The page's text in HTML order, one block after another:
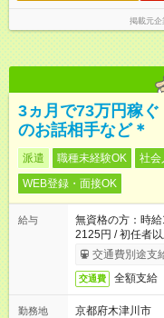
掲載元企
3ヵ月で73万円稼
のお話相手など＊
派遣 職種未経験OK 社会
WEB登録・面接OK
給与
無資格の方：時
2125円 / 初任者
交通費別途支
交通費 全額支給
勤務地
京都府木津川市